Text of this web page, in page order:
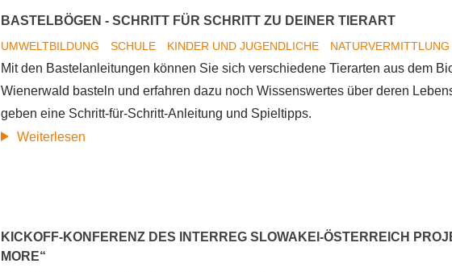
aus
Mauerbach
geht
als
Sieger
hervor
BASTELBÖGEN - SCHRITT FÜR SCHRITT ZU DEINER TIERART
UMWELTBILDUNG SCHULE KINDER UND JUGENDLICHE NATURVERMITTLUNG
Mit den Bastelanleitungen können Sie sich verschiedene Tierarten aus dem
Wienerwald basteln und erfahren dazu noch Wissenswertes über deren
geben eine Schritt-für-Schritt-Anleitung und Spieltipps.
Weiterlesen
KICKOFF-KONFERENZ DES INTERREG SLOWAKEI-ÖSTERREICH
MORE“